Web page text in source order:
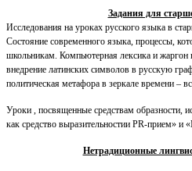
Задания для
Исследования на уроках русского языка в
Состояние современного языка, процессы,
школьникам. Компьютерная лексика и жаргон
внедрение латинских символов в русскую
политическая метафора в зеркале времени –
Уроки , посвященные средствам образности,
как средство выразительностии PR-прием» и
Нетрадиционные